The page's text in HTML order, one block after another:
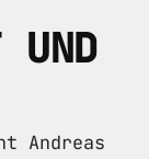
UND
Andreas